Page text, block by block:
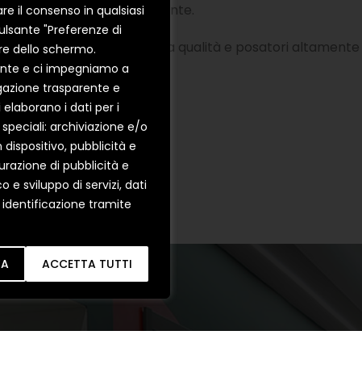
il consenso in qualsiasi
"Preferenze di
dello schermo.
e ci impegniamo a
trasparente e
i dati per i
archiviazione e/o
pubblicità e
di pubblicità e
e sviluppo di servizi, dati
identificazione tramite
ACCETTA TUTTI
e l’immagine del cliente.
dettagli, prodotti di alta qualità e posatori